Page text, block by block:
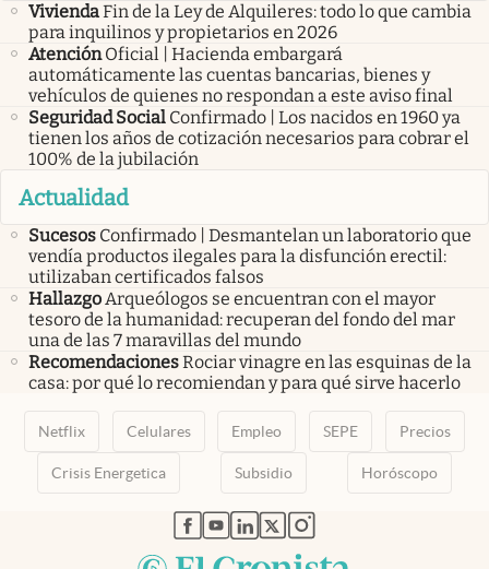
ViviendaFin de la Ley de Alquileres: todo lo que cambia
para inquilinos y propietarios en 2026
Atención Oficial | Hacienda embargará
automáticamente las cuentas bancarias, bienes y
vehículos de quienes no respondan a este aviso final
Seguridad Social Confirmado | Los nacidos en 1960 ya
tienen los años de cotización necesarios para cobrar el
100% de la jubilación
Actualidad
Sucesos Confirmado | Desmantelan un laboratorio que
vendía productos ilegales para la disfunción erectil:
utilizaban certificados falsos
HallazgoArqueólogos se encuentran con el mayor
tesoro de la humanidad: recuperan del fondo del mar
una de las 7 maravillas del mundo
RecomendacionesRociar vinagre en las esquinas de la
casa: por qué lo recomiendan y para qué sirve hacerlo
Netflix Celulares Empleo SEPE Precios
Crisis Energetica Subsidio Horóscopo
abre en nueva pestaña
abre en nueva pestaña
abre en nueva pestaña
abre en nueva pestaña
abre en nueva pestaña